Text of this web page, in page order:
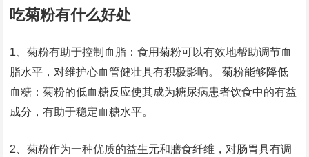
吃菊粉有什么好处
1、菊粉有助于控制血脂：食用菊粉可以有效地帮助调节血
脂水平，对维护心血管健壮具有积极影响。 菊粉能够降低
血糖：菊粉的低血糖反应使其成为糖尿病患者饮食中的有益
成分，有助于稳定血糖水平。
2、菊粉作为一种优质的益生元和膳食纤维，对肠胃具有调